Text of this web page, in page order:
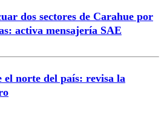
dos sectores de Carahue por
activa mensajería SAE
el norte del país: revisa la